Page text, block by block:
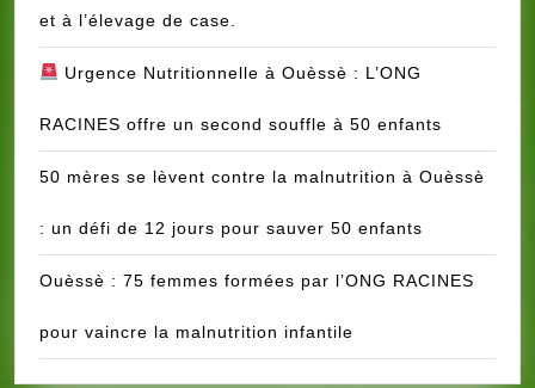
𝗥𝗔𝗖𝗜𝗡𝗘𝗦
et à l’élevage de case.
Urgence Nutritionnelle à Ouèssè : L’ONG
RACINES offre un second souffle à 50 enfants
50 mères se lèvent contre la malnutrition à Ouèssè
: un défi de 12 jours pour sauver 50 enfants
Ouèssè : 75 femmes formées par l’ONG RACINES
pour vaincre la malnutrition infantile